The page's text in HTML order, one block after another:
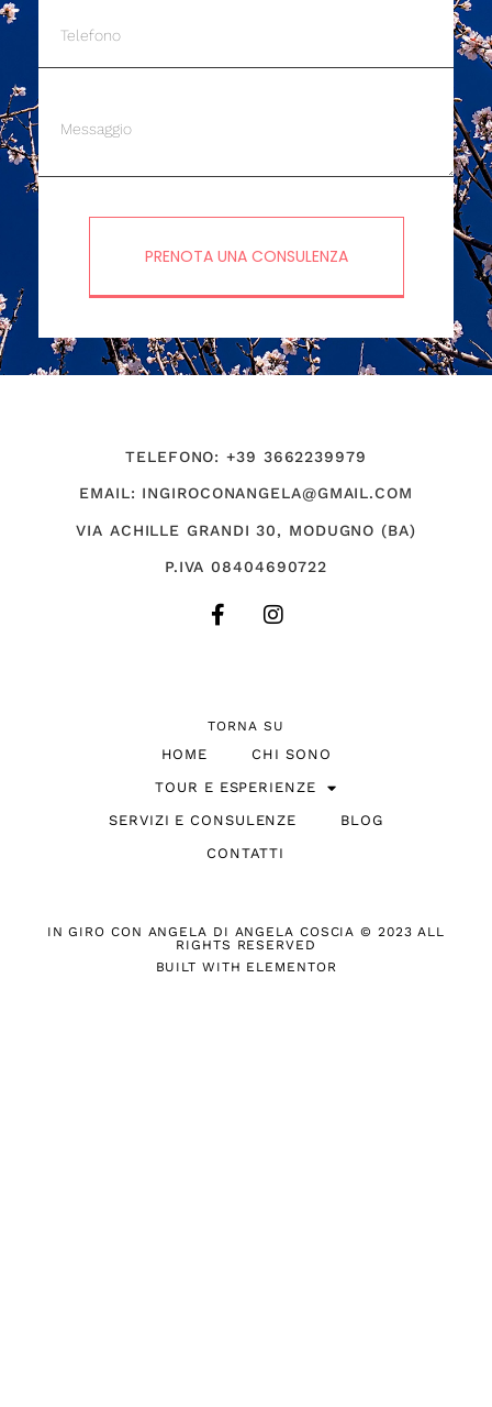
PRENOTA UNA CONSULENZA
TELEFONO: +39 3662239979
EMAIL: INGIROCONANGELA@GMAIL.COM
VIA ACHILLE GRANDI 30, MODUGNO (BA)
P.IVA 08404690722
TORNA SU
HOME
CHI SONO
TOUR E ESPERIENZE
SERVIZI E CONSULENZE
BLOG
CONTATTI
IN GIRO CON ANGELA DI ANGELA COSCIA © 2023 ALL
RIGHTS RESERVED
BUILT WITH ELEMENTOR